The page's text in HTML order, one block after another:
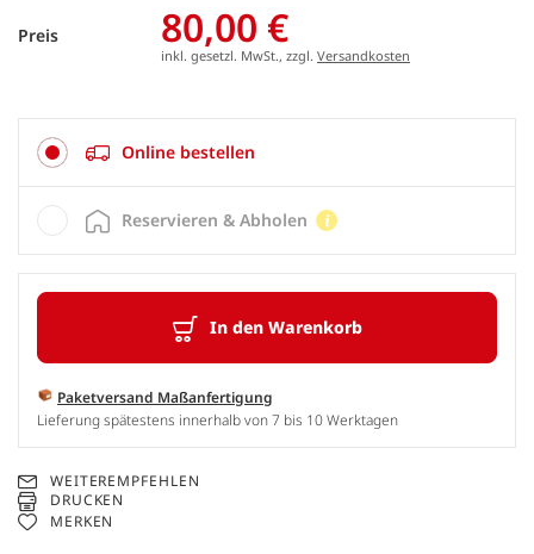
Preis 80,00 €
inkl. gesetzl. MwSt., zzgl. Versandkosten
Online bestellen
In den Warenkorb
Paketversand Maßanfertigung
Lieferung spätestens innerhalb von 7 bis 10 Werktagen
Reservieren & Abholen
WEITEREMPFEHLEN
DRUCKEN
MERKEN